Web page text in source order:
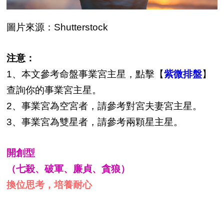
圖片來源：Shutterstock
注意：
1、本文參考命盤事業宮主星，點擊【紫微排盤】
查詢你的事業宮主星。
2、事業宮為空宮者，請參考對宮夫妻宮主星。
3、事業宮為雙星者，請參考兩顆星主星。
開創型
（七殺、破軍、廉貞、貪狼）
換位思考，培養耐心